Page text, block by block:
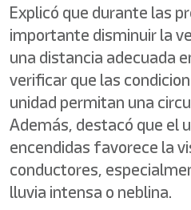
Explicó que durante las
importante disminuir la
una distancia adecuada
verificar que las
unidad permitan una
Además, destacó que el
encendidas favorece la
conductores,
lluvia intensa o neblina.